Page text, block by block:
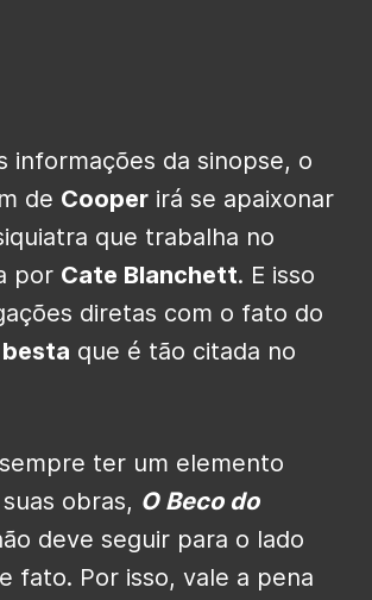
informações da sinopse, o
de Cooper irá se apaixonar
que trabalha no
por Cate Blanchett. E isso
diretas com o fato do
besta que é tão citada no
ter um elemento
obras, O Beco do
deve seguir para o lado
fato. Por isso, vale a pena